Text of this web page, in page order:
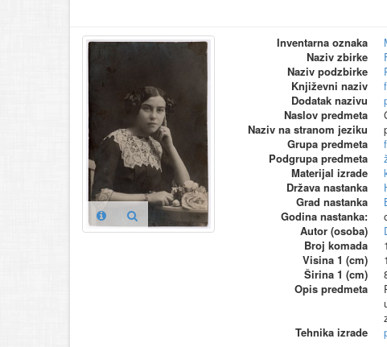
Inventarna oznaka
Naziv zbirke
Naziv podzbirke
Književni naziv
Dodatak nazivu
Naslov predmeta
Naziv na stranom jeziku
Grupa predmeta
Podgrupa predmeta
Materijal izrade
Država nastanka
Grad nastanka
Godina nastanka:
Autor (osoba)
Broj komada
1
Visina 1 (cm)
Širina 1 (cm)
Opis predmeta
Tehnika izrade